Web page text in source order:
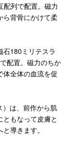
配列で配置。磁力
ら背骨にかけて柔
石180ミリテスラ
配置。磁力のちか
体全体の血流を促
）は、前作から肌
もなって皮膚と
導きます。